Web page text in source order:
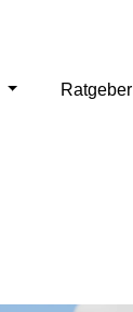
Ratgeber